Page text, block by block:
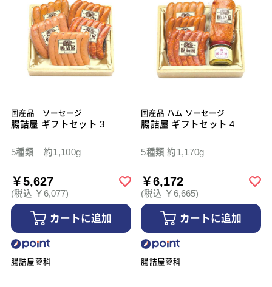
国産品 ソーセージ
腸詰屋 ギフトセット 3
5種類 約1,100g
￥5,627
(税込 ￥6,077)
カートに追加
腸詰屋蓼科
国産品 ハム ソーセージ
腸詰屋 ギフトセット 4
5種類 約1,170g
￥6,172
(税込 ￥6,665)
カートに追加
腸詰屋蓼科